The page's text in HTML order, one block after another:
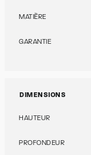
MATIÈRE
GARANTIE
DIMENSIONS
HAUTEUR
PROFONDEUR